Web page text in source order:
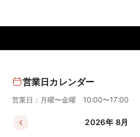
営業日カレンダー
営業日：月曜〜金曜 10:00〜17:00
2026年 8月